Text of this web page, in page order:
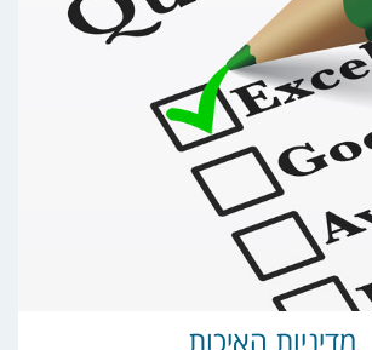
מדיניות האיכות